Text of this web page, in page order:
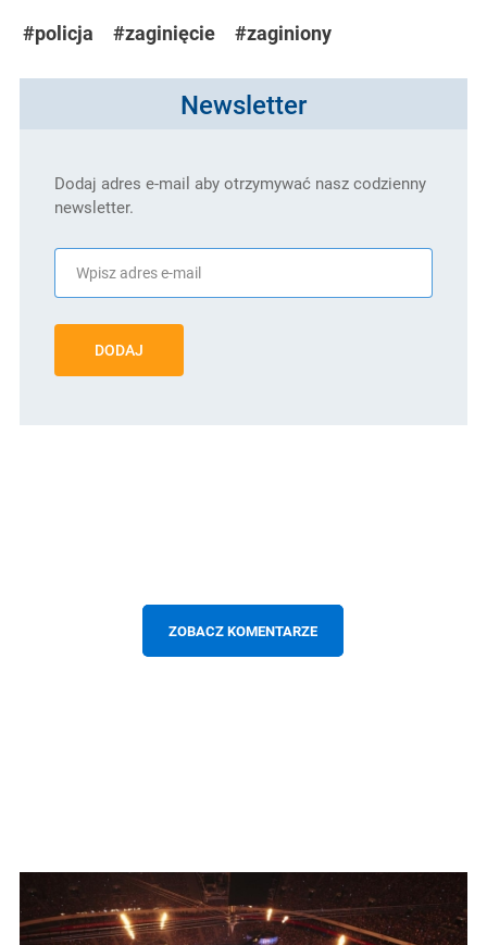
#policja #zaginięcie #zaginiony
Newsletter
Dodaj adres e-mail aby otrzymywać nasz codzienny
newsletter.
DODAJ
ZOBACZ KOMENTARZE